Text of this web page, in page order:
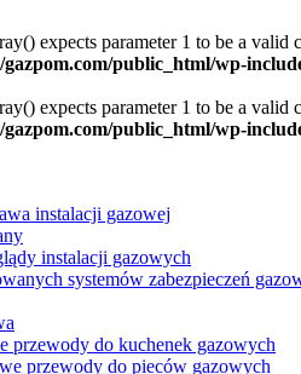
expects parameter 1 to be a
public_html/wp-
expects parameter 1 to be a
public_html/wp-
instalacji gazowej
instalacji gazowych
systemów zabezpieczeń
przewody do kuchenek gazowych
przewody do pieców gazowych